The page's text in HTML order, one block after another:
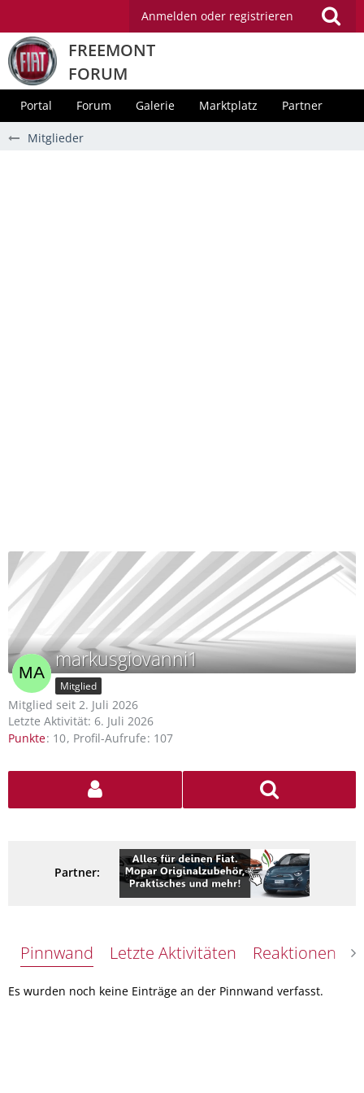
Anmelden oder registrieren
FREEMONT
FORUM
Portal Forum Galerie Marktplatz Partner
Mitglieder
markusgiovanni1
Mitglied
Mitglied seit 2. Juli 2026
Letzte Aktivität: 6. Juli 2026
Punkte 10 Profil-Aufrufe 107
Partner:
Pinnwand Letzte Aktivitäten Reaktionen
Es wurden noch keine Einträge an der Pinnwand verfasst.